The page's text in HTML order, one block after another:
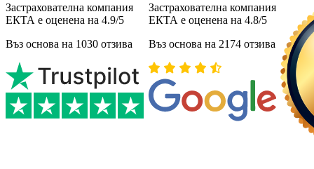
Застрахователна компания
ЕКТА е оценена на 4.9/5
Въз основа на 1030 отзива
Застрахователна компания
ЕКТА е оценена на 4.8/5
Въз основа на 2174 отзива